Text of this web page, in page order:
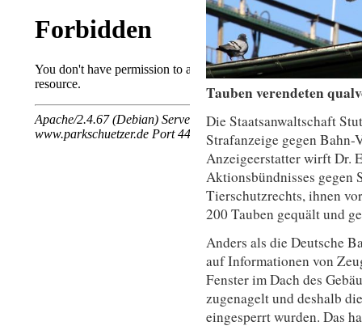
Tauben verendeten
Die Staatsanwaltschaft
Strafanzeige gegen
Anzeigeerstatter wirft Dr.
Aktionsbündnisses gegen
Tierschutzrechts, ihnen
200 Tauben gequält und
Anders als die Deutsche
auf Informationen von
Fenster im Dach des
zugenagelt und deshalb
eingesperrt wurden. Das